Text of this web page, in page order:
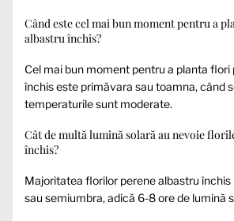
Când este cel mai bun moment pentru a
albastru închis?
Cel mai bun moment pentru a planta flori
închis este primăvara sau toamna, când
temperaturile sunt moderate.
Cât de multă lumină solară au nevoie
închis?
Majoritatea florilor perene albastru închis
sau semiumbra, adică 6-8 ore de lumină